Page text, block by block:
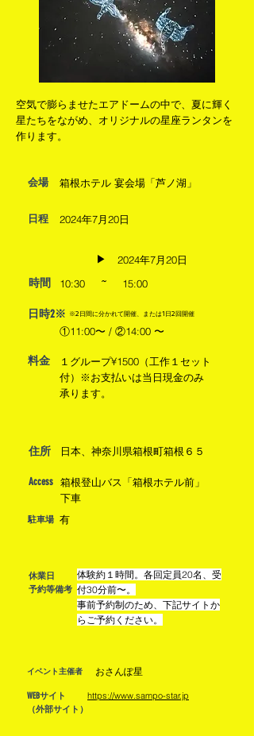
空気で膨らませたエアドームの中で、夏に輝く
星たちをながめ、オリジナルの星座ランタンを
作ります。
会場 箱根ホテル 宴会場「芦ノ湖」
日程 2024年7月20日
▶︎ 2024年7月20日
時間 10:30 ~ 15:00
日時2※ ※2日間に分かれて開催、または1日2回開催
①11:00〜 / ②14:00 〜
料金
１グループ¥1500（工作１セット
付）※お支払いは当日現金のみ
承ります。
住所 日本、神奈川県箱根町箱根６５
Access 箱根登山バス「箱根ホテル前」
下車
駐車場 有
休業日
予約等備考
体験約１時間。各回定員20名、受
付30分前〜。
事前予約制のため、下記サイトか
らご予約ください。
イベント主催者 おさんぽ星
WEBサイト
（外部サイト）
https://www.sampo-star.jp